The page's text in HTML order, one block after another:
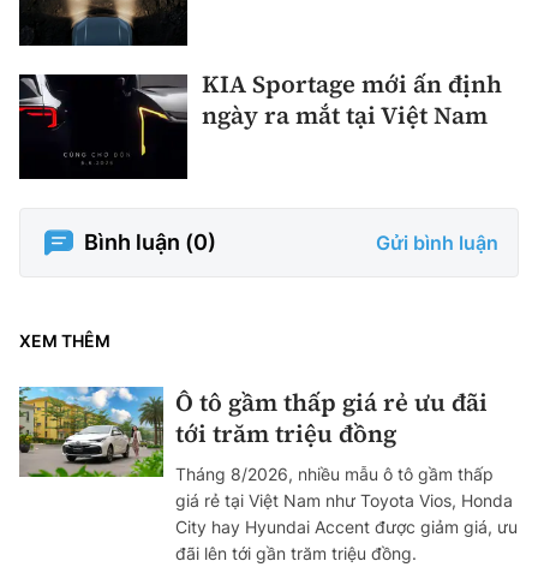
KIA Sportage mới ấn định
ngày ra mắt tại Việt Nam
Bình luận (0) Gửi bình luận
XEM THÊM
Ô tô gầm thấp giá rẻ ưu đãi
tới trăm triệu đồng
Tháng 8/2026, nhiều mẫu ô tô gầm thấp
giá rẻ tại Việt Nam như Toyota Vios, Honda
City hay Hyundai Accent được giảm giá, ưu
đãi lên tới gần trăm triệu đồng.